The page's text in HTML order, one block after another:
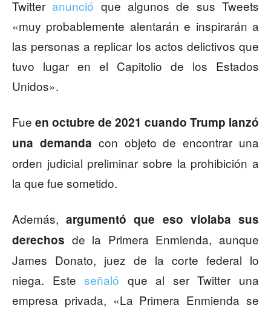
Twitteranunció que algunos de sus Tweets
«muy probablemente alentarán e inspirarán a
las personas a replicar los actos delictivos que
tuvo lugar en el Capitolio de los Estados
Unidos».
Fue en octubre de 2021 cuando Trump lanzó
una demanda con objeto de encontrar una
orden judicial preliminar sobre la prohibición a
la que fue sometido.
Además,argumentó que eso violaba sus
derechos de la Primera Enmienda, aunque
James Donato, juez de la corte federal lo
niega. Esteseñaló que al ser Twitter una
empresa privada, «La Primera Enmienda se